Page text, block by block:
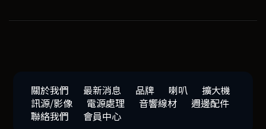
關於我們 最新消息 品牌 喇叭
擴大機
訊源/影像
電源處理 音響線材
週邊配件
聯絡我們
會員中心